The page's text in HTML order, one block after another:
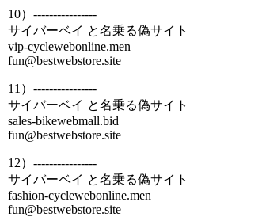
10）----------------
サイバーベイ と名乗る偽サイト
vip-cyclewebonline.men
fun@bestwebstore.site
11）----------------
サイバーベイ と名乗る偽サイト
sales-bikewebmall.bid
fun@bestwebstore.site
12）----------------
サイバーベイ と名乗る偽サイト
fashion-cyclewebonline.men
fun@bestwebstore.site